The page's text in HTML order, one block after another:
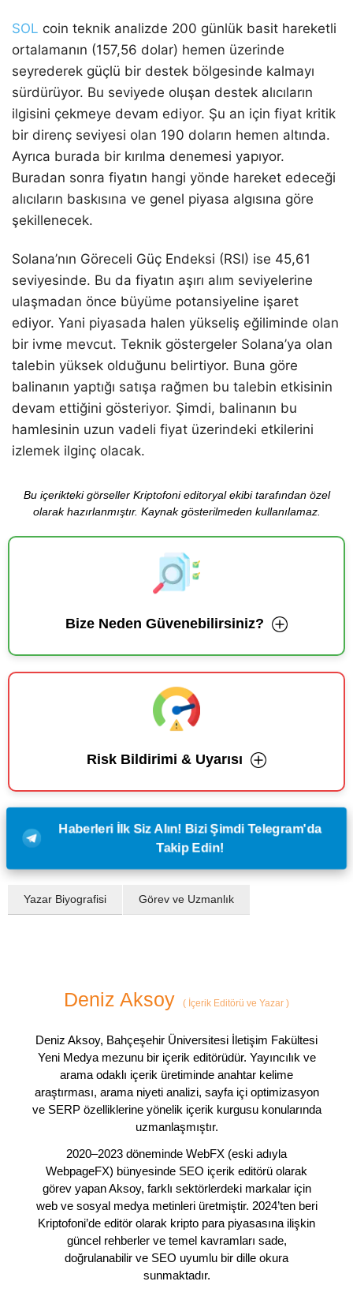
SOL coin teknik analizde 200 günlük basit hareketli
ortalamanın (157,56 dolar) hemen üzerinde
seyrederek güçlü bir destek bölgesinde kalmayı
sürdürüyor. Bu seviyede oluşan destek alıcıların
ilgisini çekmeye devam ediyor. Şu an için fiyat kritik
bir direnç seviyesi olan 190 doların hemen altında.
Ayrıca burada bir kırılma denemesi yapıyor.
Buradan sonra fiyatın hangi yönde hareket edeceği
alıcıların baskısına ve genel piyasa algısına göre
şekillenecek.
Solana’nın Göreceli Güç Endeksi (RSI) ise 45,61
seviyesinde. Bu da fiyatın aşırı alım seviyelerine
ulaşmadan önce büyüme potansiyeline işaret
ediyor. Yani piyasada halen yükseliş eğiliminde olan
bir ivme mevcut. Teknik göstergeler Solana’ya olan
talebin yüksek olduğunu belirtiyor. Buna göre
balinanın yaptığı satışa rağmen bu talebin etkisinin
devam ettiğini gösteriyor. Şimdi, balinanın bu
hamlesinin uzun vadeli fiyat üzerindeki etkilerini
izlemek ilginç olacak.
Bu içerikteki görseller Kriptofoni editoryal ekibi tarafından özel
olarak hazırlanmıştır. Kaynak gösterilmeden kullanılamaz.
Bize Neden Güvenebilirsiniz?
Risk Bildirimi & Uyarısı
Haberleri İlk Siz Alın! Bizi Şimdi Telegram'da
Takip Edin!
Yazar Biyografisi Görev ve Uzmanlık
Deniz Aksoy ( İçerik Editörü ve Yazar )
Deniz Aksoy, Bahçeşehir Üniversitesi İletişim Fakültesi
Yeni Medya mezunu bir içerik editörüdür. Yayıncılık ve
arama odaklı içerik üretiminde anahtar kelime
araştırması, arama niyeti analizi, sayfa içi optimizasyon
ve SERP özelliklerine yönelik içerik kurgusu konularında
uzmanlaşmıştır.
2020–2023 döneminde WebFX (eski adıyla
WebpageFX) bünyesinde SEO içerik editörü olarak
görev yapan Aksoy, farklı sektörlerdeki markalar için
web ve sosyal medya metinleri üretmiştir. 2024’ten beri
Kriptofoni’de editör olarak kripto para piyasasına ilişkin
güncel rehberler ve temel kavramları sade,
doğrulanabilir ve SEO uyumlu bir dille okura
sunmaktadır.